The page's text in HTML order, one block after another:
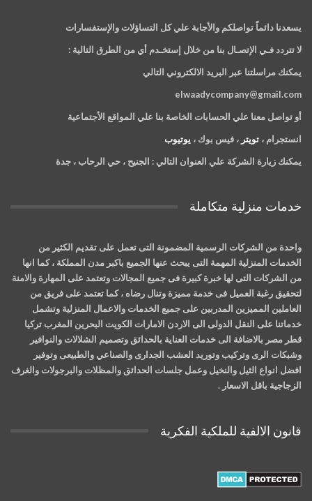
يسعدنا دائماً تواصلكم والأجابة علي كل التساؤلات والإستفسارات
لا تتردد فـي الإتصـال بنا من خلال إستخـدم أي من الطرق التالية :
يمكنك مراسلتنا عبر البريد الالكتروني التالي
elwaadycompany@gmail.com
أو تواصل معنا علي الحسابات الخاصة بنا علي المواقع الأجتماعية
انستجرام ، تويتر ، فيس بوك ، يوتيوب
يمكنك زيارة الشركة علي العنوان التالي : الجنيح ، حي الرحاب ، جدة
خدمات منزلية متكاملة
واحدة من الشركات الرسمية المضمونة التى تعمل على تقديم الكثير من
الخدمات المنزلية المهمة التى يبحث عنها الجميع باكبر مدن المملكة ، كما انها
من الشركات التى لها خبرة كبيرة فى جميع المجالات وتعتمد على المهارة والامنة
لتحقيق رغبة العميل فى خدمة مميزة وتنال رضاه ، كما تعتمد على فريق من
العاملين المميزين المدربين على جميع الخدمات والاعمال المنزلية وتشمل
خدماتنا على النقل الدولى الى الاردن الامارات الكويت البحرين المغرب تركيا
قطر مصر بالاضافة الى خدمات العناية بالحدائق وتصميم الشلالات والنوافير
وشبكات الرى وتركيب وتوريد العشب الجدارى والصناعي والطبيعى وتوفير
افضل انواع الثيل والنخيل وعمل جلسات الحدائق والمظلات والبرجولات والغرف
الزجاجية باقل الاسعار .
قانون الالفية للملكية الفكرية